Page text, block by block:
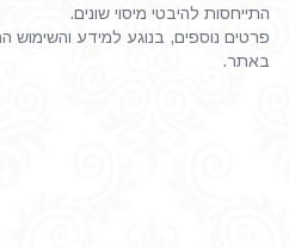
התייחסות להיבטי מיסוי שונים.
פרטים נוספים, בנוגע למידע והשימוש
באתר.